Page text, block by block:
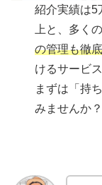
紹介実績は5
上と、多く
の管理も徹底
けるサービ
まずは「持
みませんか？